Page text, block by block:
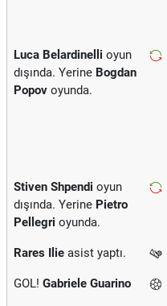
Luca Belardinelli oyun
dışında. Yerine Bogdan
Popov oyunda.
Stiven Shpendi oyun
dışında. Yerine Pietro
Pellegri oyunda.
Rares Ilie asist yaptı.
GOL! Gabriele Guarino